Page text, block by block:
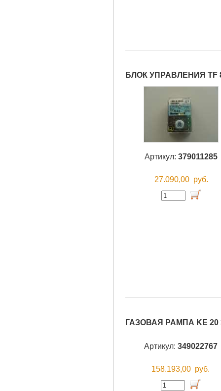
БЛОК УПРАВЛЕНИЯ TF
Артикул: 379011285
27.090,00 руб.
ГАЗОВАЯ РАМПА KE 20
Артикул: 349022767
158.193,00 руб.